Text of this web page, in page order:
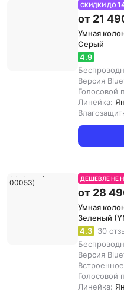
СКИДКИ ДО
от 21
Умная
Серый
4.9
Версия
Голосовой
Линейка:
ДЕШЕВЛЕ НЕ
от 28
Умная
Зеленый
4.3
30
Версия
Голосовой
Линейка: